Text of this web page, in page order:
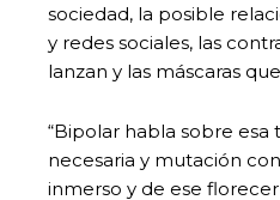
sociedad, la posible
y redes sociales, las
lanzan y las máscaras
“Bipolar habla sobre esa
necesaria y mutación
inmerso y de ese